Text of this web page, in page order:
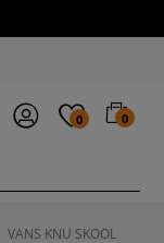
0 0
VANS KNU SKOOL